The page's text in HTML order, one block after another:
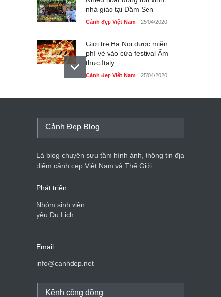
nhà giáo tại Đầm Sen
Cảnh đẹp Việt Nam 25/04/2020
Giới trẻ Hà Nội được miễn
phí vé vào cửa festival Ẩm
thực Italy
Cảnh đẹp Việt Nam 25/04/2020
Tam giác mạch khoe sắc
du lịch quốc gia
Cảnh đẹp Việt Nam 24/04/2020
Cảnh Đẹp Blog
Là blog chuyên sưu tầm hình ảnh, thông tin địa
điểm cảnh đẹp Việt Nam và Thế Giới
Phát triển
Nhóm sinh viên
yêu Du Lịch
Email
info@canhdep.net
Kênh cộng đồng